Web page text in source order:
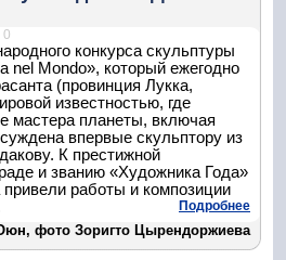
конкурса скульптуры
nel Mondo», который ежегодно
(провинция Лукка,
известностью, где
мастера планеты, включая
впервые скульптору из
К престижной
и званию «Художника Года»
привели работы и композиции
Подробнее
фото Зоригто Цырендоржиева